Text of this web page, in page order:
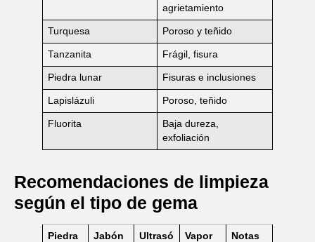
agrietamiento
Turquesa Poroso y teñido
Tanzanita Frágil, fisura
Piedra lunar Fisuras e inclusiones
Lapislázuli Poroso, teñido
Fluorita
Baja dureza,
exfoliación
Recomendaciones de limpieza
según el tipo de gema
Piedra
Jabón
Ultrasó
Vapor Notas